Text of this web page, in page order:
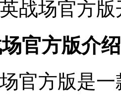
战场官方
官方版介绍
官方版是